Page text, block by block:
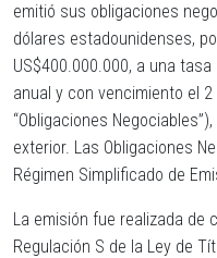
emitió sus obligaciones
dólares estadounidenses,
US$400.000.000, a una
anual y con vencimiento el
“Obligaciones Negociables
exterior. Las Obligaciones
Régimen Simplificado de
La emisión fue realizada de
Regulación S de la Ley de